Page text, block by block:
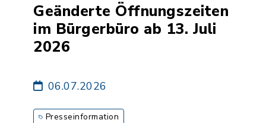
Geänderte Öffnungszeiten
im Bürgerbüro ab 13. Juli
2026
06.07.2026
Presseinformation